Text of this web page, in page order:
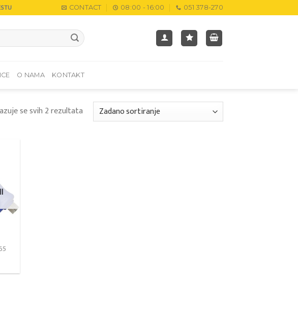
CONTACT 08:00 - 16:00 051 378-270
O NAMA KONTAKT
se svih 2 rezultata